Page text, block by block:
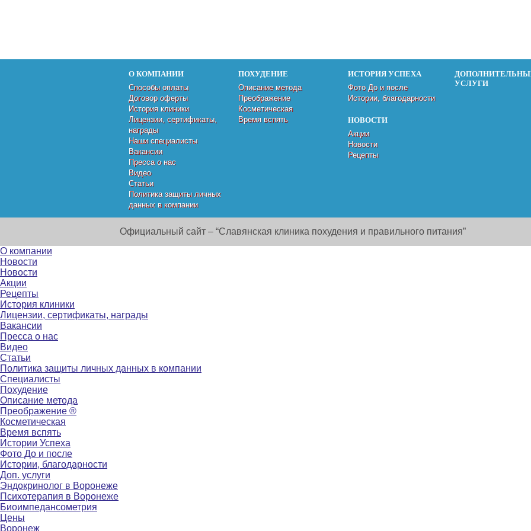
О КОМПАНИИ
Способы оплаты
Договор оферты
История клиники
Лицензии, сертификаты,
награды
Наши специалисты
Вакансии
Пресса о нас
Видео
Статьи
Политика защиты личных
данных в компании
ПОХУДЕНИЕ
Описание метода
Преображение
Косметическая
Время вспять
ИСТОРИЯ УСПЕХА
Фото До и после
Истории, благодарности
НОВОСТИ
Акции
Новости
Рецепты
УСЛУГИ
Официальный сайт – “Славянская клиника похудения и правильного питания”
О компании
Новости
Новости
Акции
Рецепты
История клиники
Лицензии, сертификаты, награды
Вакансии
Пресса о нас
Видео
Статьи
Политика защиты личных данных в компании
Специалисты
Похудение
Описание метода
Преображение ®
Косметическая
Время вспять
Истории Успеха
Фото До и после
Истории, благодарности
Доп. услуги
Эндокринолог в Воронеже
Психотерапия в Воронеже
Биоимпедансометрия
Цены
Воронеж